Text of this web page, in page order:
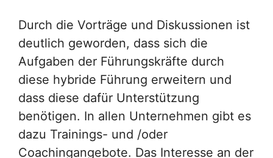
Durch die Vorträge und Diskussionen ist
deutlich geworden, dass sich die
Aufgaben der Führungskräfte durch
diese hybride Führung erweitern und
dass diese dafür Unterstützung
benötigen. In allen Unternehmen gibt es
dazu Trainings- und /oder
Coachingangebote. Das Interesse an der